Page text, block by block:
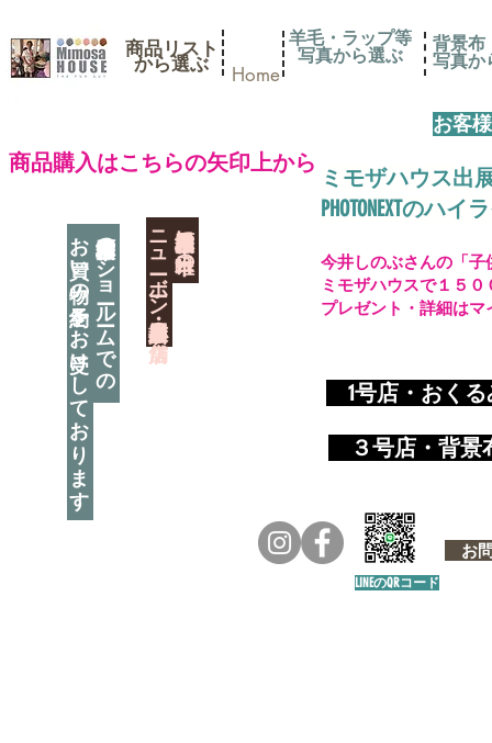
商品リスト
​から選ぶ Home
​商品購入はこちらの矢印上から
神奈川県相模原市に日本唯一の
​ニューボーン撮影用小道具店・３店舗
羊毛・ラップ等
写真から選ぶ
背景布
写真か
お客
ミモザハウス出
PHOTONEXTのハ
神奈川県相模原市のショールームでの
お買い物の予約をお受けしております 1号店・おく
​ ３号店・背
お
今井しのぶさんの「
ミモザハウスで１５
プレゼント・詳細は
LINEのQRコード